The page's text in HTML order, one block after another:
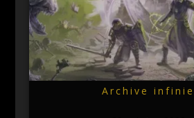
Archive infinie